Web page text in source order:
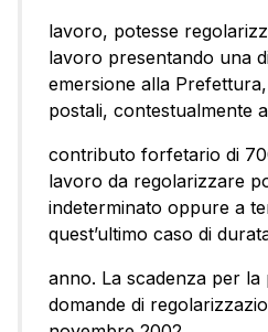
lavoro, potesse
lavoro presentando una
emersione alla
postali, contestualmente
contributo forfetario di
lavoro da regolarizzare
indeterminato oppure a
quest’ultimo caso di
anno. La scadenza per la
domande di